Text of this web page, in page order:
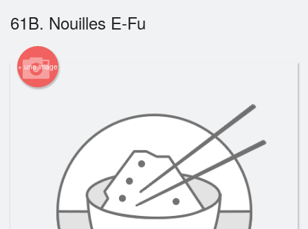
Français
Connection
Inscription
Rechercher
61B. Nouilles E-Fu
+ une image